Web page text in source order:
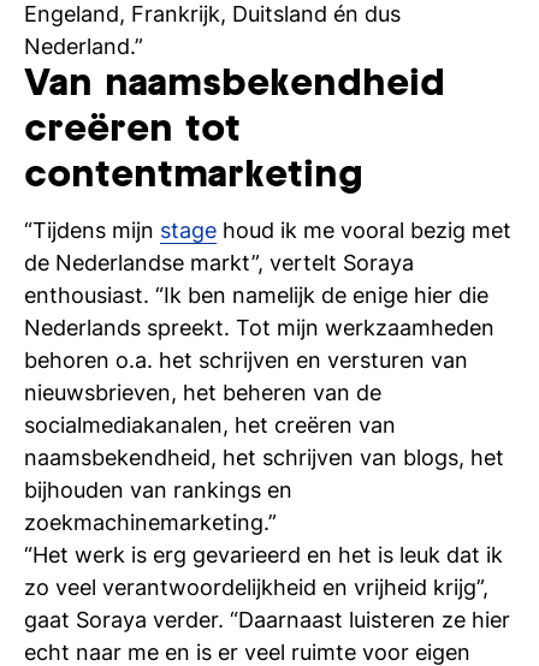
Engeland, Frankrijk, Duitsland én dus
Nederland.”
Van naamsbekendheid
creëren tot
contentmarketing
“Tijdens mijn stage houd ik me vooral bezig met
de Nederlandse markt”, vertelt Soraya
enthousiast. “Ik ben namelijk de enige hier die
Nederlands spreekt. Tot mijn werkzaamheden
behoren o.a. het schrijven en versturen van
nieuwsbrieven, het beheren van de
socialmediakanalen, het creëren van
naamsbekendheid, het schrijven van blogs, het
bijhouden van rankings en
zoekmachinemarketing.”
“Het werk is erg gevarieerd en het is leuk dat ik
zo veel verantwoordelijkheid en vrijheid krijg”,
gaat Soraya verder. “Daarnaast luisteren ze hier
echt naar me en is er veel ruimte voor eigen